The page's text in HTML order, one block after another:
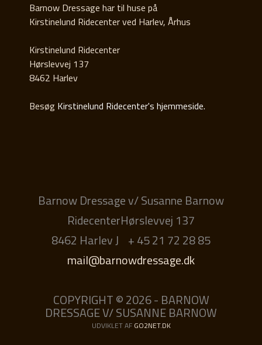
Barnow Dressage har til huse på
Kirstinelund Ridecenter ved Harlev, Århus
Kirstinelund Ridecenter
Hørslevvej 137
8462 Harlev
Besøg Kirstinelund Ridecenter's hjemmeside.
Barnow Dressage v/ Susanne Barnow
RidecenterHørslevvej 137
8462 Harlev J + 45 21 72 28 85
mail@barnowdressage.dk
COPYRIGHT © 2026 - BARNOW
DRESSAGE V/ SUSANNE BARNOW
UDVIKLET AF GO2NET.DK